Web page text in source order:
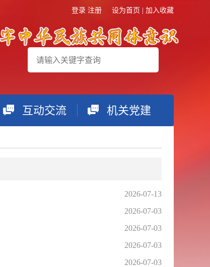
设为首页 加入收藏
登录 注册
搜索
互动交流 机关党建
2026-07-13
2026-07-03
2026-07-03
2026-07-03
2026-07-03